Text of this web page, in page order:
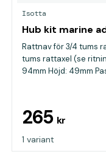
Isotta
Hub kit marine
Rattnav för 3/4 tums
tums rattaxel (se
94mm Höjd: 49mm
265 kr
1 variant